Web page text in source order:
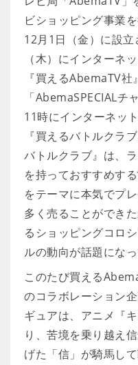
ビショッピング事業
12月1日（金）に設
（木）にインターネ
『買えるAbemaTV
「AbemaSPECIALチ
11時にインターネッ
『買えるバトルクラ
バトルクラブ』は、
を持っておすすめす
をテーマに本気でプ
多く売ることができ
るショッピングコロ
ルの動向が話題になっ
このたび買える
のコラボレーション
ギュアは、アニメ『
り、苦境を乗り越え
げた「信」が騎馬し